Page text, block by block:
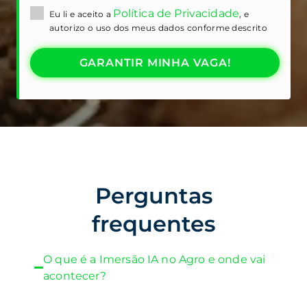
Eu li e aceito a Política de Privacidade, e
autorizo o uso dos meus dados conforme descrito
GARANTIR MINHA VAGA!
Perguntas
frequentes
O que é a Imersão IA no Agro e onde vai
acontecer?